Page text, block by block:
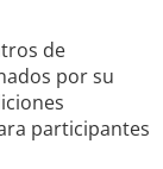
de
por su
participantes